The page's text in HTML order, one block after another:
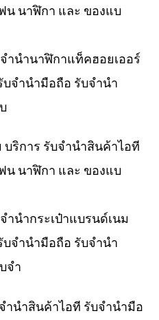
น นาฬิกา และ ของแบ
ำนำนาฬิกาแท็คฮอยเออร์
จำนำมือถือ รับจำนำ
บริการ รับจำนำสินค้าไอที
น นาฬิกา และ ของแบ
นำกระเป๋าแบรนด์เนม
จำนำมือถือ รับจำนำ
จำ
ำนำสินค้าไอที รับจำนำมือ